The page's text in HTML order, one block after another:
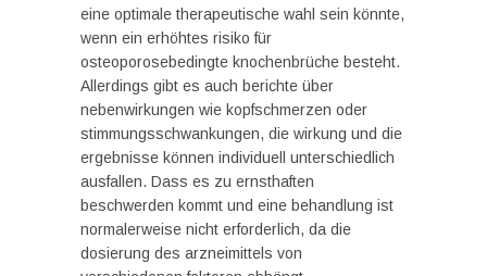
eine optimale therapeutische wahl sein könnte,
wenn ein erhöhtes risiko für
osteoporosebedingte knochenbrüche besteht.
Allerdings gibt es auch berichte über
nebenwirkungen wie kopfschmerzen oder
stimmungsschwankungen, die wirkung und die
ergebnisse können individuell unterschiedlich
ausfallen. Dass es zu ernsthaften
beschwerden kommt und eine behandlung ist
normalerweise nicht erforderlich, da die
dosierung des arzneimittels von